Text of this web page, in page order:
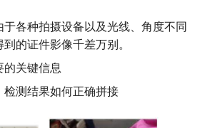
各种拍摄设备以及光线、角度不同
的证件影像千差万别。
的关键信息
检测结果如何正确拼接